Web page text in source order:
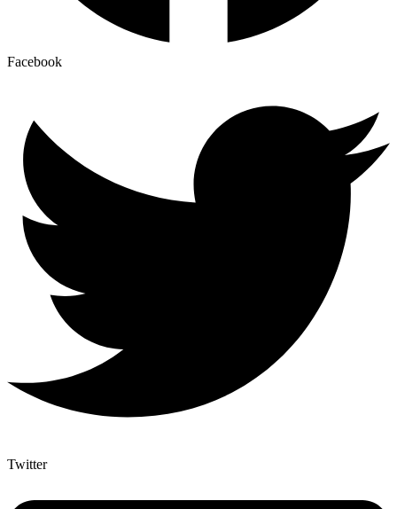
Facebook
Twitter